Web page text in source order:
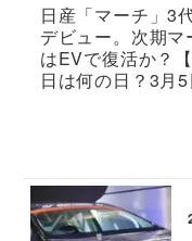
日産「マーチ」3
デビュー。次期マ
はEVで復活か？
日は何の日？3月5